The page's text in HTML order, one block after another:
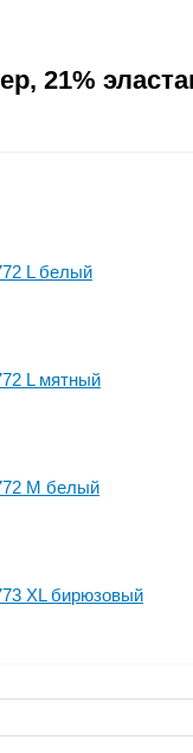
21%
L белый
L мятный
M белый
XL бирюзовый